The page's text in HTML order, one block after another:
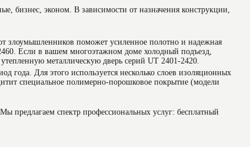
бизнес, эконом. В зависимости от назначения конструкции,
злоумышленников поможет усиленное полотно и надежная
Если в вашем многоэтажном доме холодный подъезд,
металлическую дверь серий UT 2401-2420.
Для этого используется несколько слоев изоляционных
специальное полимерно-порошковое покрытие (модели
предлагаем спектр профессиональных услуг: бесплатный